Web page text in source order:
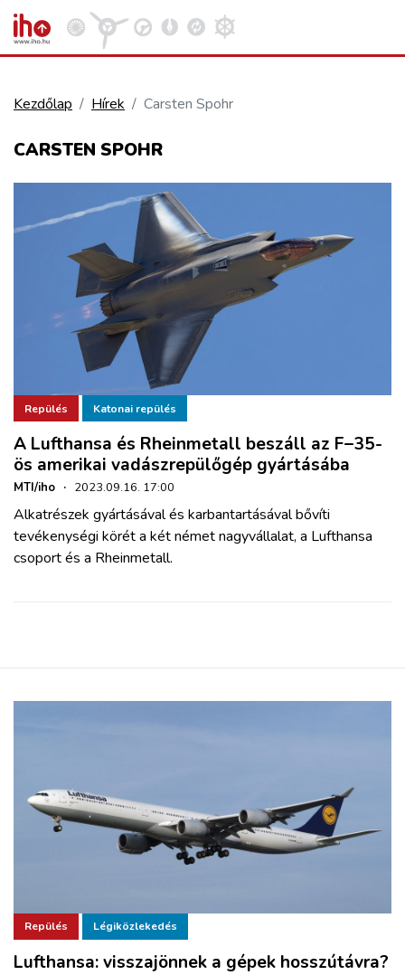
REPÜLÉS
KÖZLEKEDÉSFEJLESZTÉS
ELLÁTÁSI LÁNC
ZÖLDÚT
HAJÓZÁS
BLOG
ARCHÍVUM
Kezdőlap Hírek Carsten Spohr
CARSTEN SPOHR
Repülés Katonai repülés
A Lufthansa és Rheinmetall beszáll az F–35-
ös amerikai vadászrepülőgép gyártásába
MTI/iho · 2023.09.16. 17:00
Alkatrészek gyártásával és karbantartásával bővíti
tevékenységi körét a két német nagyvállalat, a Lufthansa
csoport és a Rheinmetall.
Repülés Légiközlekedés
Lufthansa: visszajönnek a gépek hosszútávra?